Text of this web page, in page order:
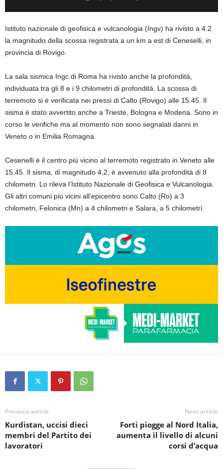
Istituto nazionale di geofisica e vulcanologia (Ingv) ha rivisto a 4.2
la magnitudo della scossa registrata a un km a est di Ceneselli, in
provincia di Rovigo.
La sala sismica Ingc di Roma ha rivisto anche la profondità,
individuata tra gli 8 e i 9 chilometri di profondità. La scossa di
terremoto si è verificata nei pressi di Calto (Rovigo) alle 15.45. Il
sisma è stato avvertito anche a Trieste, Bologna e Modena. Sono in
corso le verifiche ma al momento non sono segnalati danni in
Veneto o in Emilia Romagna.
Cesenelli è il centro più vicino al terremoto registrato in Veneto alle
15,45. Il sisma, di magnitudo 4,2, è avvenuto alla profondità di 8
chilometri. Lo rileva l’Istituto Nazionale di Geofisica e Vulcanologia.
Gli altri comuni più vicini all’epicentro sono Calto (Ro) a 3
chilometri, Felonica (Mn) a 4 chilometri e Salara, a 5 chilometri
Previous article
Kurdistan, uccisi dieci
membri del Partito dei
lavoratori
Next article
Forti piogge al Nord Italia,
aumenta il livello di alcuni
corsi d’acqua